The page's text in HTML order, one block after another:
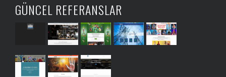
GÜNCEL REFERANSLAR